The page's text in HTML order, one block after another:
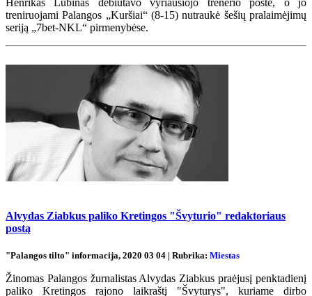
Henrikas Lubinas debiutavo vyriausiojo trenerio poste, o jo
treniruojami Palangos „Kuršiai“ (8-15) nutraukė šešių pralaimėjimų
seriją „7bet-NKL“ pirmenybėse.
Alvydas Ziabkus paliko Kretingos "Švyturio" redaktoriaus
postą
"Palangos tilto" informacija, 2020 03 04 | Rubrika: Miestas
Žinomas Palangos žurnalistas Alvydas Ziabkus praėjusį penktadienį
paliko Kretingos rajono laikraštį "Švyturys", kuriame dirbo